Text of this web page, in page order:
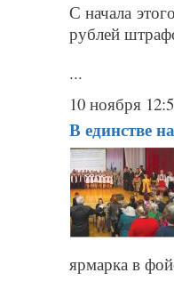
С начала
рублей
...
10 ноября
В единстве
ярмарка в